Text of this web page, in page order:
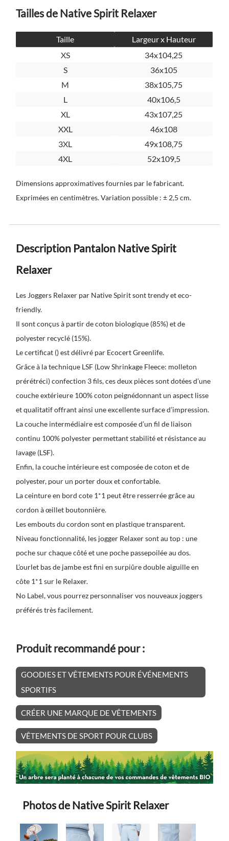
Tailles de Native Spirit Relaxer
Taille
Largeur x Hauteur
XS
34x104,25
S
36x105
M
38x105,75
L
40x106,5
XL
43x107,25
XXL
46x108
3XL
49x108,75
4XL
52x109,5
Dimensions approximatives fournies par le fabricant.
Exprimées en centimètres. Variation possible : ± 2,5 cm.
Description Pantalon Native Spirit
Relaxer
Les Joggers Relaxer par Native Spirit sont trendy et eco-
friendly.
Il sont conçus à partir de coton biologique (85%) et de
polyester recyclé (15%).
Le certificat () est délivré par Ecocert Greenlife.
Grâce à la technique LSF (Low Shrinkage Fleece: molleton
prérétréci) confection 3 fils, ces deux pièces sont dotées d’une
couche extérieure 100% coton peignédonnant un aspect lisse
et qualitatif offrant ainsi une excellente surface d’impression.
La couche intermédiaire est composée d’un fil de liaison
continu 100% polyester permettant stabilité et résistance au
lavage (LSF).
Enfin, la couche intérieure est composée de coton et de
polyester, pour un porter doux et confortable.
La ceinture en bord cote 1*1 peut être resserrée grâce au
cordon à œillet boutonnière.
Les embouts du cordon sont en plastique transparent.
Niveau fonctionnalité, les jogger Relaxer sont au top : une
poche sur chaque côté et une poche passepoilée au dos.
L’ourlet bas de jambe est fini en surpiûre double aiguille en
côte 1*1 sur le Relaxer.
No Label, vous pourrez personnaliser vos nouveaux joggers
préférés très facilement.
Produit recommandé pour :
GOODIES ET VÊTEMENTS POUR ÉVÉNEMENTS
SPORTIFS
CRÉER UNE MARQUE DE VÊTEMENTS
VÊTEMENTS DE SPORT POUR CLUBS
Photos de Native Spirit Relaxer